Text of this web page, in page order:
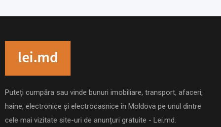
Puteți cumpăra sau vinde bunuri imobiliare, transport, afaceri,
haine, electronice și electrocasnice în Moldova pe unul dintre
cele mai vizitate site-uri de anunțuri gratuite - Lei.md.